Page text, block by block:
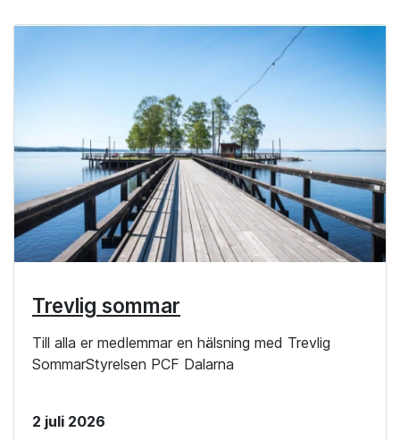
Trevlig sommar
Till alla er medlemmar en hälsning med Trevlig
SommarStyrelsen PCF Dalarna
2 juli 2026